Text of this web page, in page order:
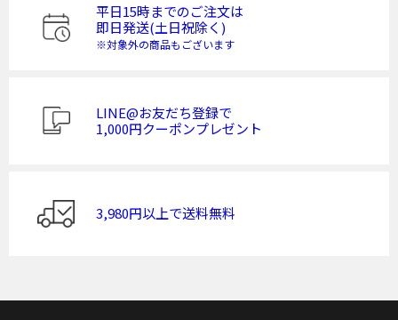
平日15時までのご注文は
即日発送(土日祝除く)
※対象外の商品もございます
LINE@お友だち登録で
1,000円クーポンプレゼント
3,980円以上で送料無料